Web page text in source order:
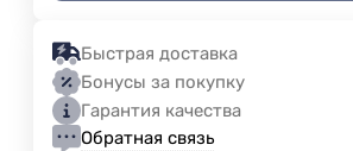
Быстрая доставка
Бонусы за покупку
Гарантия качества
Обратная связь